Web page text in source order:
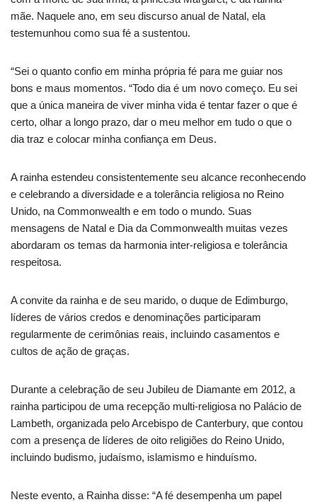
mãe. Naquele ano, em seu discurso anual de Natal, ela
testemunhou como sua fé a sustentou.
“Sei o quanto confio em minha própria fé para me guiar nos
bons e maus momentos. “Todo dia é um novo começo. Eu sei
que a única maneira de viver minha vida é tentar fazer o que é
certo, olhar a longo prazo, dar o meu melhor em tudo o que o
dia traz e colocar minha confiança em Deus.
A rainha estendeu consistentemente seu alcance reconhecendo
e celebrando a diversidade e a tolerância religiosa no Reino
Unido, na Commonwealth e em todo o mundo. Suas
mensagens de Natal e Dia da Commonwealth muitas vezes
abordaram os temas da harmonia inter-religiosa e tolerância
respeitosa.
A convite da rainha e de seu marido, o duque de Edimburgo,
líderes de vários credos e denominações participaram
regularmente de cerimônias reais, incluindo casamentos e
cultos de ação de graças.
Durante a celebração de seu Jubileu de Diamante em 2012, a
rainha participou de uma recepção multi-religiosa no Palácio de
Lambeth, organizada pelo Arcebispo de Canterbury, que contou
com a presença de líderes de oito religiões do Reino Unido,
incluindo budismo, judaísmo, islamismo e hinduísmo.
Neste evento, a Rainha disse: “A fé desempenha um papel